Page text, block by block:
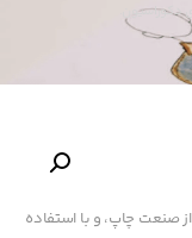
صنعت چاپ، و با استفاده